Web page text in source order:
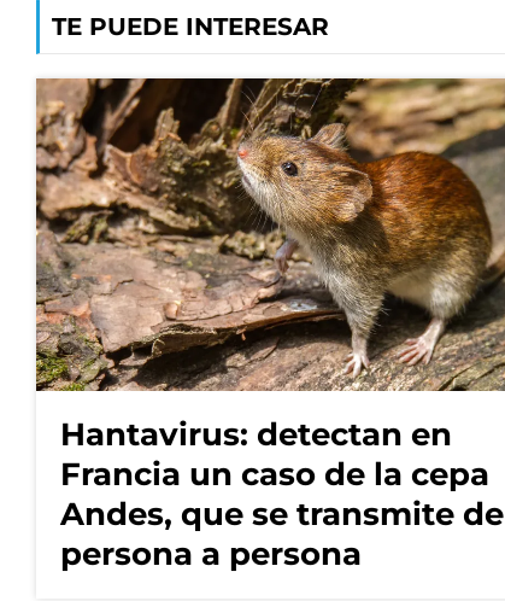
TE PUEDE INTERESAR
Hantavirus: detectan en
Francia un caso de la cepa
Andes, que se transmite de
persona a persona